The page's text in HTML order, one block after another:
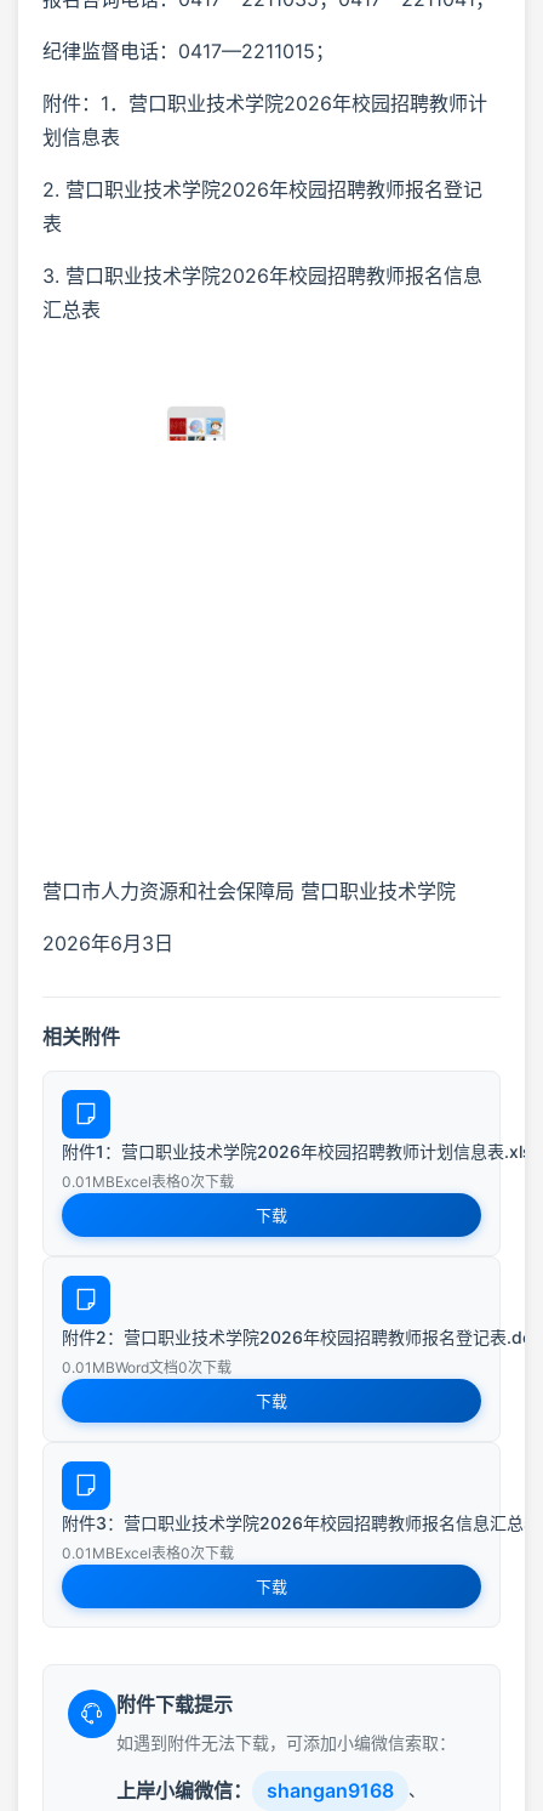
纪律监督电话：0417—2211015；
附件：1．营口职业技术学院2026年校园招聘教师计
划信息表
2. 营口职业技术学院2026年校园招聘教师报名登记
表
3. 营口职业技术学院2026年校园招聘教师报名信息
汇总表
营口市人力资源和社会保障局 营口职业技术学院
2026年6月3日
相关附件
附件1：营口职业技术学院2026年校园招聘教师计划信息表.xlsx
0.01MBExcel表格0次下载
下载
附件2：营口职业技术学院2026年校园招聘教师报名登记表
0.01MBWord文档0次下载
下载
附件3：营口职业技术学院2026年校园招聘教师报名信息汇总
0.01MBExcel表格0次下载
下载
附件下载提示
如遇到附件无法下载，可添加小编微信索取：
上岸小编微信： shangan9168 、